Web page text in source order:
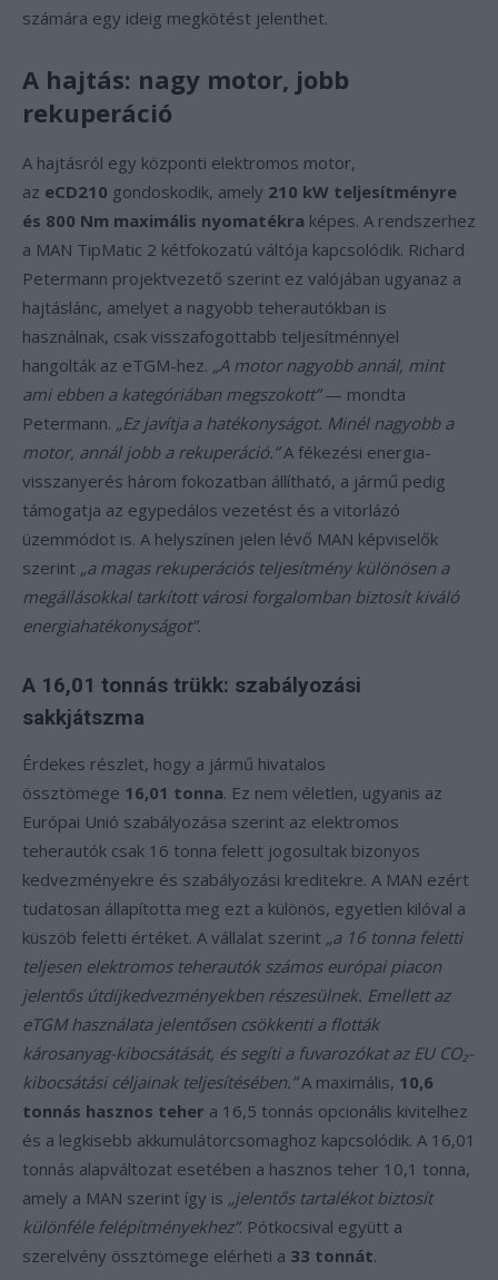
számára egy ideig megkötést jelenthet.
A hajtás: nagy motor, jobb
rekuperáció
A hajtásról egy központi elektromos motor,
az eCD210 gondoskodik, amely 210 kW teljesítményre
és 800 Nm maximális nyomatékra képes. A rendszerhez
a MAN TipMatic 2 kétfokozatú váltója kapcsolódik. Richard
Petermann projektvezető szerint ez valójában ugyanaz a
hajtáslánc, amelyet a nagyobb teherautókban is
használnak, csak visszafogottabb teljesítménnyel
hangolták az eTGM-hez. „A motor nagyobb annál, mint
ami ebben a kategóriában megszokott”— mondta
Petermann. „Ez javítja a hatékonyságot. Minél nagyobb a
motor, annál jobb a rekuperáció.”A fékezési energia-
visszanyerés három fokozatban állítható, a jármű pedig
támogatja az egypedálos vezetést és a vitorlázó
üzemmódot is. A helyszínen jelen lévő MAN képviselők
szerint „a magas rekuperációs teljesítmény különösen a
megállásokkal tarkított városi forgalomban biztosít kiváló
energiahatékonyságot”.
A 16,01 tonnás trükk: szabályozási
sakkjátszma
Érdekes részlet, hogy a jármű hivatalos
össztömege 16,01 tonna. Ez nem véletlen, ugyanis az
Európai Unió szabályozása szerint az elektromos
teherautók csak 16 tonna felett jogosultak bizonyos
kedvezményekre és szabályozási kreditekre. A MAN ezért
tudatosan állapította meg ezt a különös, egyetlen kilóval a
küszöb feletti értéket. A vállalat szerint „a 16 tonna feletti
teljesen elektromos teherautók számos európai piacon
jelentős útdíjkedvezményekben részesülnek. Emellett az
eTGM használata jelentősen csökkenti a flották
károsanyag-kibocsátását, és segíti a fuvarozókat az EU CO₂-
kibocsátási céljainak teljesítésében.”A maximális, 10,6
tonnás hasznos teher a 16,5 tonnás opcionális kivitelhez
és a legkisebb akkumulátorcsomaghoz kapcsolódik. A 16,01
tonnás alapváltozat esetében a hasznos teher 10,1 tonna,
amely a MAN szerint így is „jelentős tartalékot biztosít
különféle felépítményekhez”. Pótkocsival együtt a
szerelvény össztömege elérheti a 33 tonnát.